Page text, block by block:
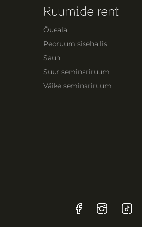
Ruumide rent
Õueala
Peoruum sisehallis
Saun
Suur seminariruum
Väike seminariruum